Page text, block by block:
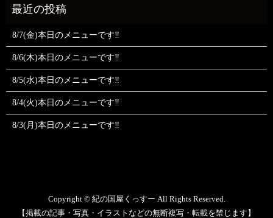
8/7(金)本日のメニューです‼️
8/6(木)本日のメニューです‼️
8/5(水)本日のメニューです‼️
8/4(火)本日のメニューです‼️
8/3(月)本日のメニューです‼️
Copyright © 紀の国屋くっすー All Rights Reserved.
【掲載の記事・写真・イラストなどの無断複写・転載を禁じます】